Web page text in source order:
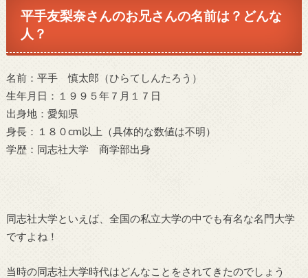
平手友梨奈さんのお兄さんの名前は？どんな
人？
名前：平手 慎太郎（ひらてしんたろう）
生年月日：１９９５年７月１７日
出身地：愛知県
身長：１８０cm以上（具体的な数値は不明）
学歴：同志社大学 商学部出身
同志社大学といえば、全国の私立大学の中でも有名な名門大学
ですよね！
当時の同志社大学時代はどんなことをされてきたのでしょう